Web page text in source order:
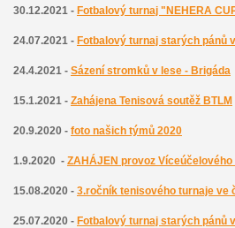
30.12.2021 - Fotbalový turnaj "NEHERA
24.07.2021 - Fotbalový turnaj starých pánů
24.4.2021 - Sázení stromků v lese - Brigáda
15.1.2021 - Zahájena Tenisová soutěž BTLM
20.9.2020 - foto našich týmů 2020
1.9.2020 - ZAHÁJEN provoz
15.08.2020 - 3.ročník tenisového turnaje ve
25.07.2020 - Fotbalový turnaj starých pánů